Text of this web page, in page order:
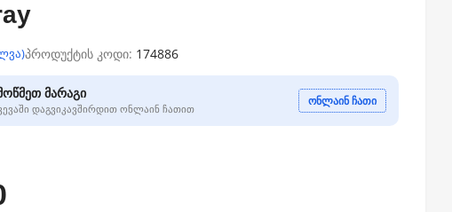
პროდუქტის კოდი: 174886
მარაგი
დაგვიკავშირდით ონლაინ ჩათით
ონლაინ ჩათი